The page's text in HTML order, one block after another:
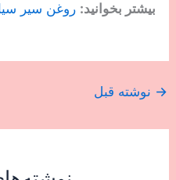
بیشتر بخوانید: روغن سیر
→ نوشته قبل